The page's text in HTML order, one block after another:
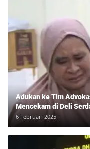
Adukan ke Tim
Mencekam di Deli
Ditangkap Tanpa Bukti
6 Februari 2025